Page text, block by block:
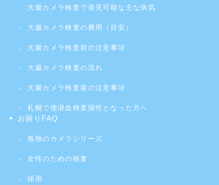
大腸カメラ検査で発見可能な主な病気
大腸カメラ検査の費用（目安）
大腸カメラ検査前の注意事項
大腸カメラ検査の流れ
大腸カメラ検査後の注意事項
札幌で便潜血検査陽性となった方へ
お困りFAQ
孤独のカメラシリーズ
女性のための検査
採用